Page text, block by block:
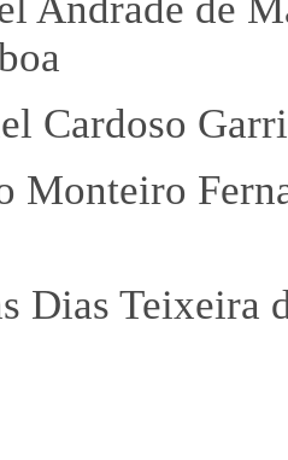
Cardoso
Monteiro
Dias Teixeira